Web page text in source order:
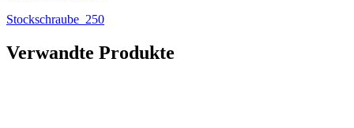
Stockschraube_250
Verwandte Produkte